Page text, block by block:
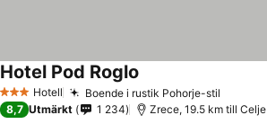
3 StjärnorHotell Boende i rustik Pohorje-stil
Hotel Pod Roglo
8,7 Utmärkt 1 234 Zrece, 19.5 km till Celje